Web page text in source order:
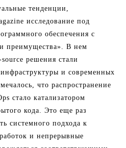
тенденции,
исследование под
обеспечения с
преимущества». В нем
решения стали
и современных
что распространение
стало катализатором
кода. Это еще раз
системного подхода к
и непрерывные